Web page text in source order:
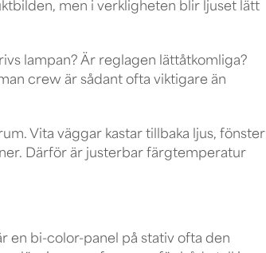
men i verkligheten blir ljuset lätt
lampan? Är reglagen lättåtkomliga?
crew är sådant ofta viktigare än
Vita väggar kastar tillbaka ljus, fönster
Därför är justerbar färgtemperatur
en bi-color-panel på stativ ofta den